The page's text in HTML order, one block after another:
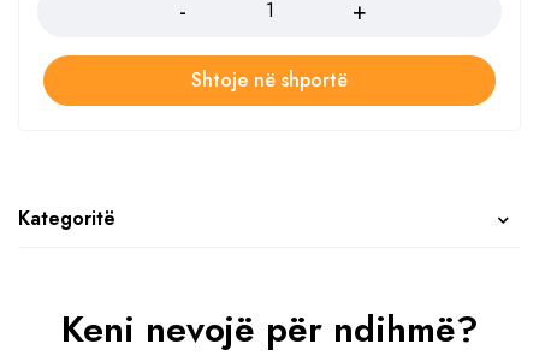
Kategoritë
Shtoje në shportë
Keni nevojë për ndihmë?